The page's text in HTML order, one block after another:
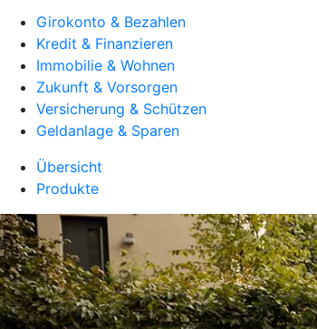
Girokonto & Bezahlen
Kredit & Finanzieren
Immobilie & Wohnen
Zukunft & Vorsorgen
Versicherung & Schützen
Geldanlage & Sparen
Übersicht
Produkte